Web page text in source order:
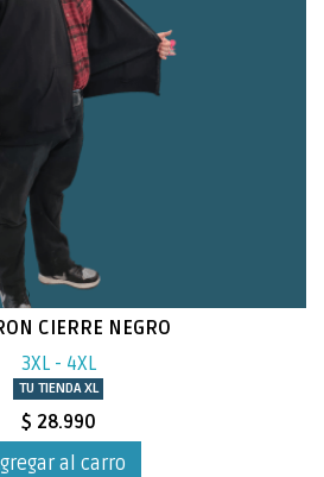
CIERRE NEGRO
3XL - 4XL
TU TIENDA XL
$ 28.990
al carro